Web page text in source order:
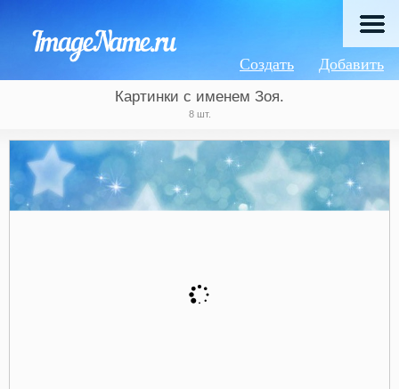
Добавить
Создать
Картинки с именем Зоя.
8 шт.